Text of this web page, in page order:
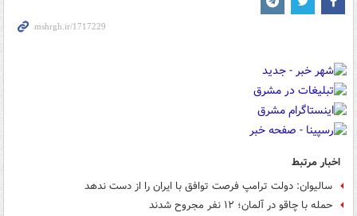
اخبار مرتبط
سالیوان: دولت ترامپ فرصت توافق با ایران را از دست ندهد
حمله با چاقو در آلمان؛ ۱۲ نفر مجروح شدند